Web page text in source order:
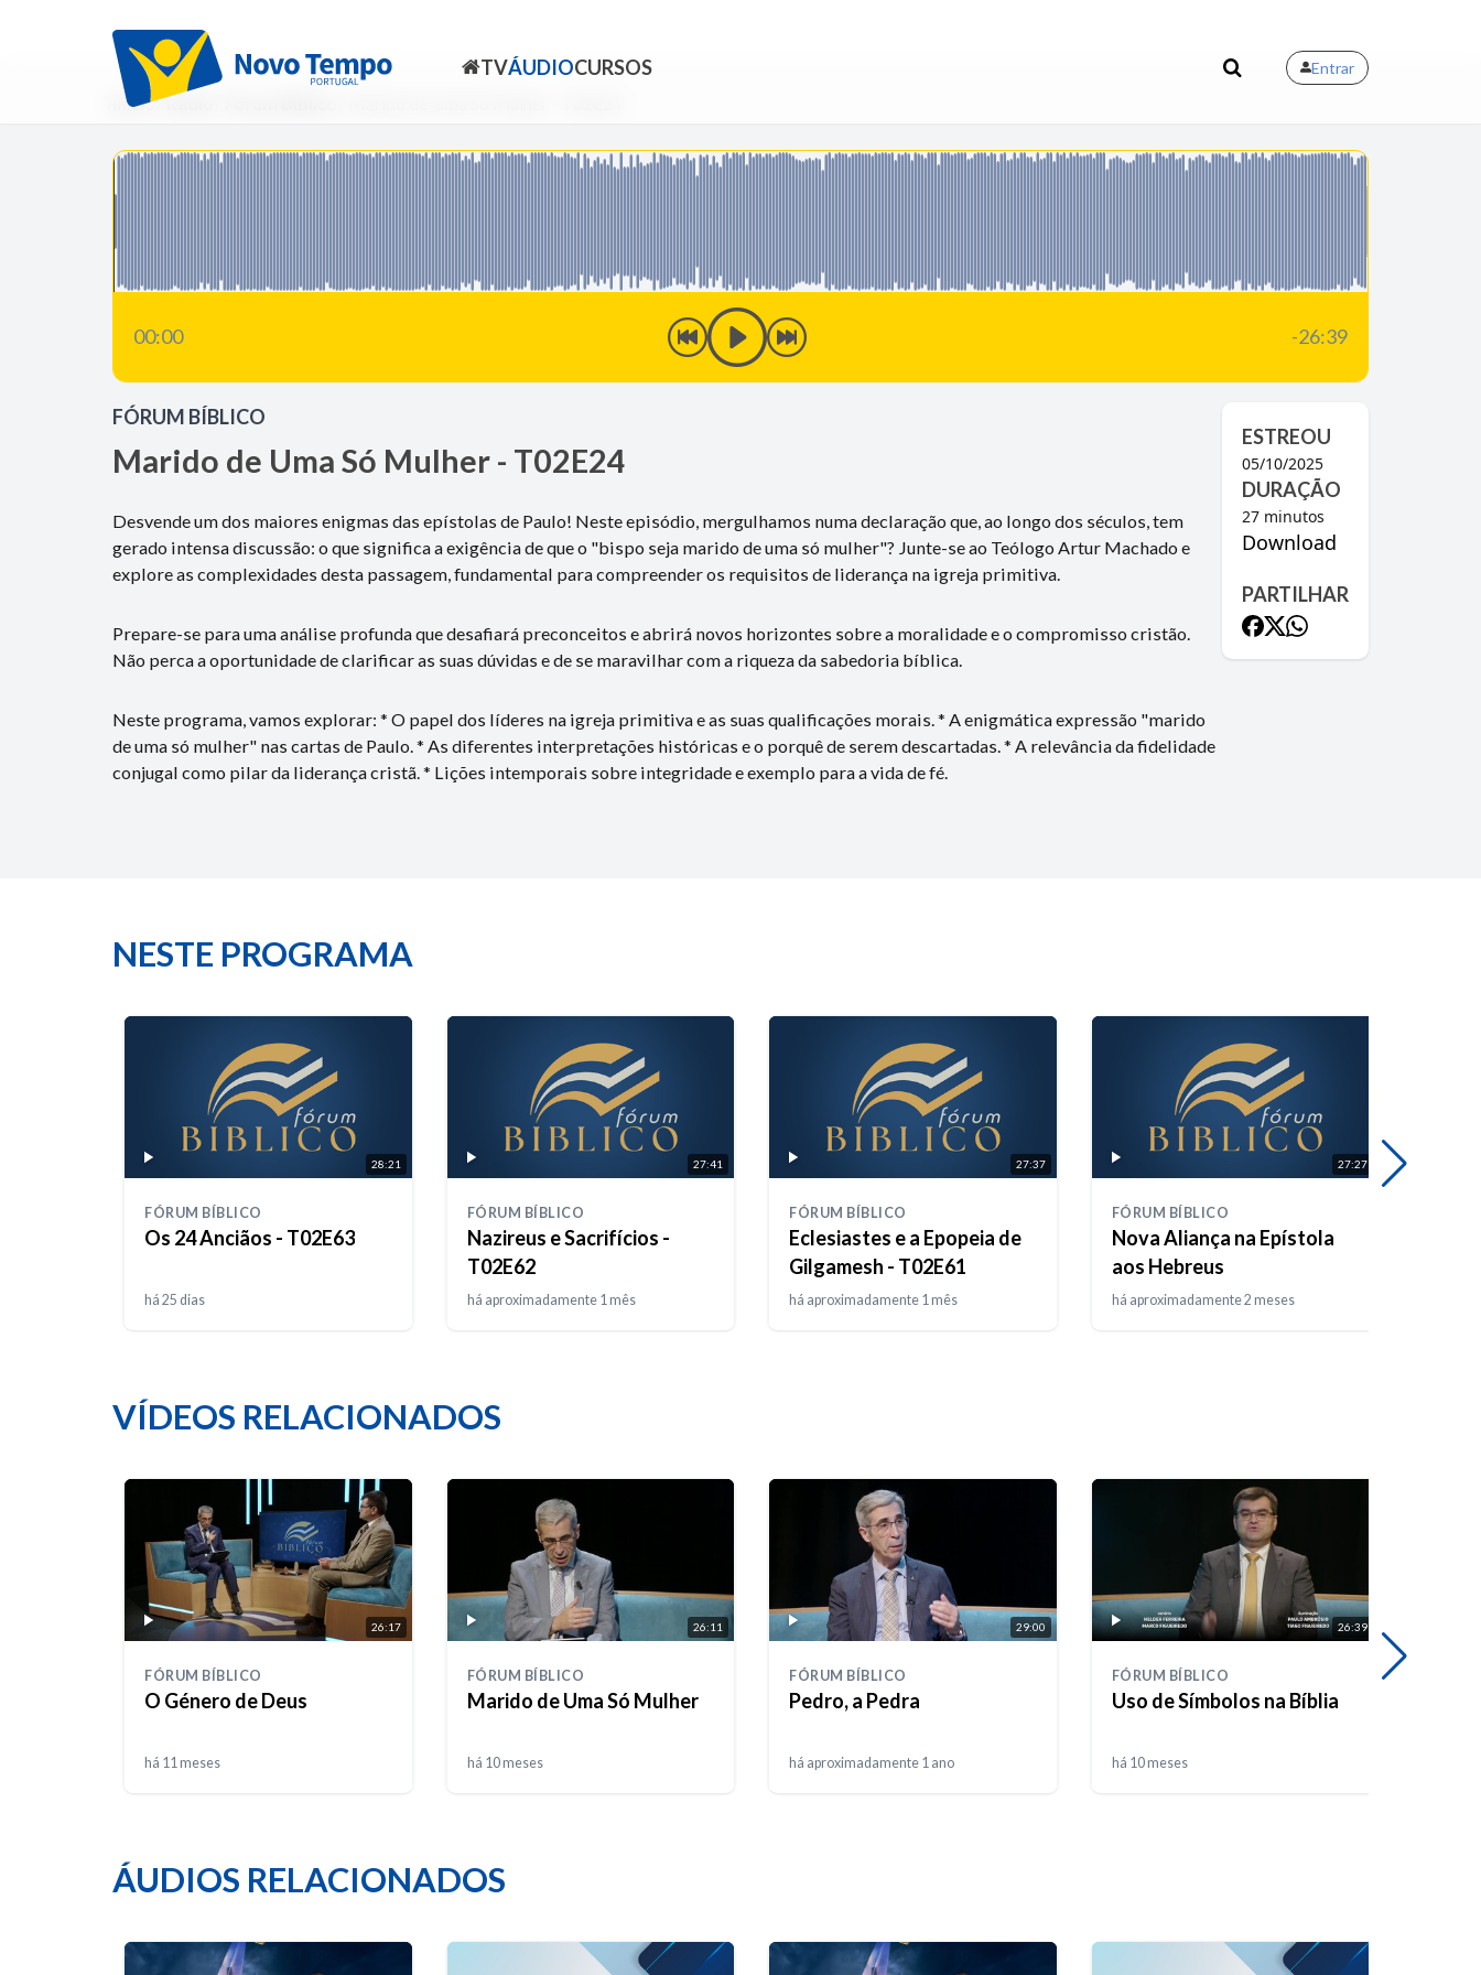
TVÁUDIOCURSOS Entrar
Início Rádio
00:00 -26:39
FÓRUM BÍBLICO
Marido de Uma Só Mulher - T02E24
Desvende um dos maiores enigmas das epístolas de Paulo! Neste episódio, mergulhamos numa declaração que, ao longo dos séculos, tem
gerado intensa discussão: o que significa a exigência de que o "bispo seja marido de uma só mulher"? Junte-se ao Teólogo Artur Machado e
explore as complexidades desta passagem, fundamental para compreender os requisitos de liderança na igreja primitiva.
Prepare-se para uma análise profunda que desafiará preconceitos e abrirá novos horizontes sobre a moralidade e o compromisso cristão.
Não perca a oportunidade de clarificar as suas dúvidas e de se maravilhar com a riqueza da sabedoria bíblica.
Neste programa, vamos explorar: * O papel dos líderes na igreja primitiva e as suas qualificações morais. * A enigmática expressão "marido
de uma só mulher" nas cartas de Paulo. * As diferentes interpretações históricas e o porquê de serem descartadas. * A relevância da fidelidade
conjugal como pilar da liderança cristã. * Lições intemporais sobre integridade e exemplo para a vida de fé.
ESTREOU
05/10/2025
DURAÇÃO
27 minutos
Download
PARTILHAR
NESTE PROGRAMA
28:21
FÓRUM BÍBLICO
Os 24 Anciãos - T02E63
há 25 dias
27:41
FÓRUM BÍBLICO
Nazireus e Sacrifícios -
T02E62
há aproximadamente 1 mês
27:37
FÓRUM BÍBLICO
Eclesiastes e a Epopeia de
Gilgamesh - T02E61
há aproximadamente 1 mês
27:27
FÓRUM BÍBLICO
Nova Aliança na Epístola
aos Hebreus
há aproximadamente 2 meses
VÍDEOS RELACIONADOS
26:17
FÓRUM BÍBLICO
O Género de Deus
há 11 meses
26:11
FÓRUM BÍBLICO
Marido de Uma Só Mulher
há 10 meses
29:00
FÓRUM BÍBLICO
Pedro, a Pedra
há aproximadamente 1 ano
26:39
FÓRUM BÍBLICO
Uso de Símbolos na Bíblia
há 10 meses
ÁUDIOS RELACIONADOS